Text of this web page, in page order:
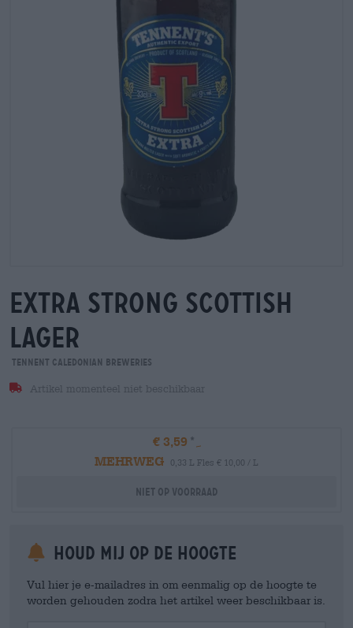
extra strong scottish
lager
Tennent Caledonian Breweries
Artikel momenteel niet beschikbaar
€ 3,59
MEHRWEG
0,33 L Fles € 10,00 / L
Niet op voorraad
Houd mij op de hoogte
Vul hier je e-mailadres in om eenmalig op de hoogte te
worden gehouden zodra het artikel weer beschikbaar is.